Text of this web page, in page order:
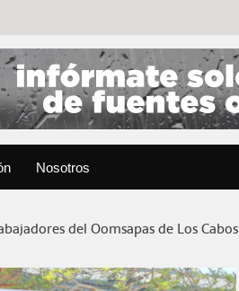
Nosotros
del Oomsapas de Los Cabos